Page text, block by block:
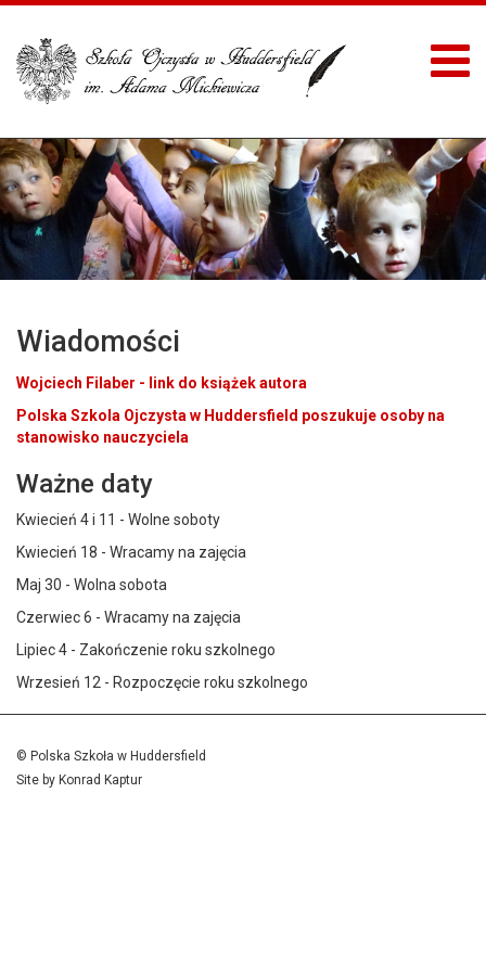
Wiadomości
Wojciech Filaber - link do książek autora
Polska Szkola Ojczysta w Huddersfield poszukuje osoby na
stanowisko nauczyciela
Ważne daty
Kwiecień 4 i 11 - Wolne soboty
Kwiecień 18 - Wracamy na zajęcia
Maj 30 - Wolna sobota
Czerwiec 6 - Wracamy na zajęcia
Lipiec 4 - Zakończenie roku szkolnego
Wrzesień 12 - Rozpoczęcie roku szkolnego
© Polska Szkoła w Huddersfield
Site by Konrad Kaptur